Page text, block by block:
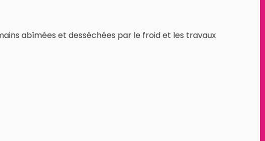
abîmées et desséchées par le froid et les travaux